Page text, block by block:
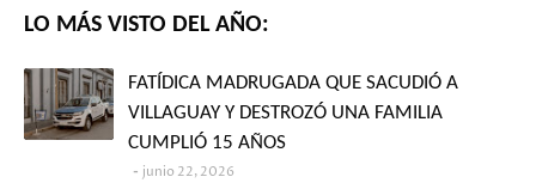
LO MÁS VISTO DEL AÑO:
FATÍDICA MADRUGADA QUE SACUDIÓ A
VILLAGUAY Y DESTROZÓ UNA FAMILIA
CUMPLIÓ 15 AÑOS
junio 22, 2026